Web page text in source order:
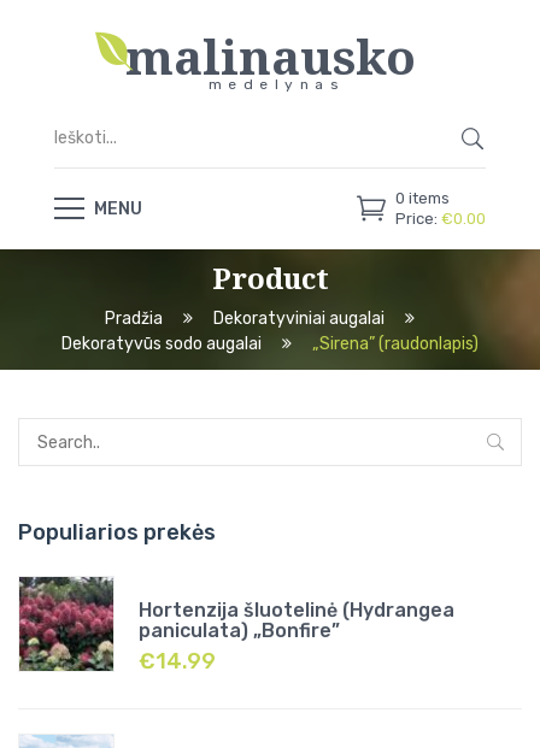
malinausko
medelynas
0 items
Price: €0.00
MENU
Product
Pradžia
Dekoratyviniai augalai
Dekoratyvūs sodo augalai
„Sirena” (raudonlapis)
Populiarios prekės
Hortenzija šluotelinė (Hydrangea
paniculata) „Bonfire”
€14.99